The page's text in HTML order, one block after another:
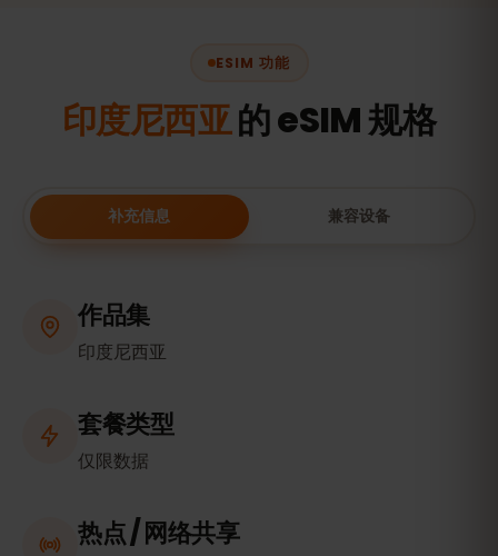
ESIM 功能
印度尼西亚的 eSIM 规格
补充信息 兼容设备
作品集
印度尼西亚
套餐类型
仅限数据
热点 / 网络共享